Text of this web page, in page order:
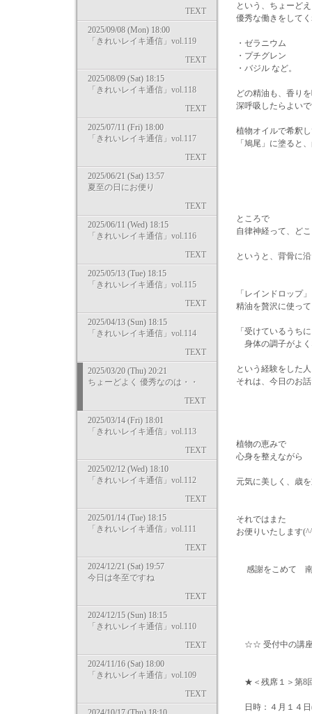
TEXT
2025/09/08 (Mon) 18:00
「きれいレイキ通信」vol.119
TEXT
2025/08/09 (Sat) 18:15
「きれいレイキ通信」vol.118
TEXT
2025/07/11 (Fri) 18:00
「きれいレイキ通信」vol.117
TEXT
2025/06/21 (Sat) 13:57
夏至の日にお便り
TEXT
2025/06/11 (Wed) 18:15
「きれいレイキ通信」vol.116
TEXT
2025/05/13 (Tue) 18:15
「きれいレイキ通信」vol.115
TEXT
2025/04/13 (Sun) 18:15
「きれいレイキ通信」vol.114
TEXT
2025/03/20 (Thu) 20:21
ちょーどよく 優秀なのは・・
TEXT
2025/03/14 (Fri) 18:01
「きれいレイキ通信」vol.113
TEXT
2025/02/12 (Wed) 18:10
「きれいレイキ通信」vol.112
TEXT
2025/01/14 (Tue) 18:15
「きれいレイキ通信」vol.111
TEXT
2024/12/21 (Sat) 19:57
今日は冬至ですね
TEXT
2024/12/15 (Sun) 18:15
「きれいレイキ通信」vol.110
TEXT
2024/11/16 (Sat) 18:00
「きれいレイキ通信」vol.109
TEXT
という、ちょーど
優秀な働きをして
・ゼラニウム
・プチグレン
・バジル など。
どの精油も、香り
深呼吸したらよい
植物オイルで希釈
「鳩尾」に塗ると
ところで
自律神経って、ど
というと、背骨に
「レインドロップ
精油を贅沢に使っ
「受けているうちに
身体の調子がよ
という経験をした人
それは、今日のお
植物の恵みで
心身を整えながら
元気に美しく、歳
それではまた
お便りいたします
感謝をこめて 南
☆☆ 受付中の講
★＜残席１＞第8
日時：４月１４日